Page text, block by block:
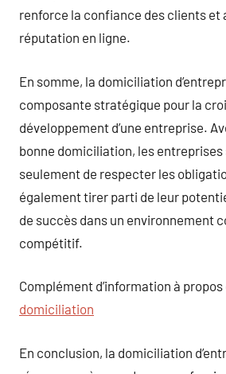
renforce la confiance des clients et
réputation en ligne.
En somme, la domiciliation
composante stratégique pour la
développement d’une entreprise.
bonne domiciliation, les entreprises
seulement de respecter les
également tirer parti de leur
de succès dans un environnement
compétitif.
Complément d’information à propos
domiciliation
En conclusion, la domiciliation